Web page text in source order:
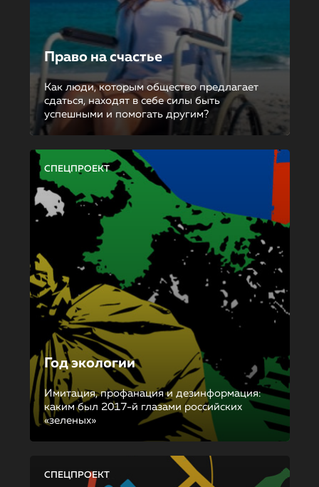
Право на счастье
Как люди, которым общество предлагает
сдаться, находят в себе силы быть
успешными и помогать другим?
СПЕЦПРОЕКТ
Год экологии
Имитация, профанация и дезинформация:
каким был 2017-й глазами российских
«зеленых»
СПЕЦПРОЕКТ